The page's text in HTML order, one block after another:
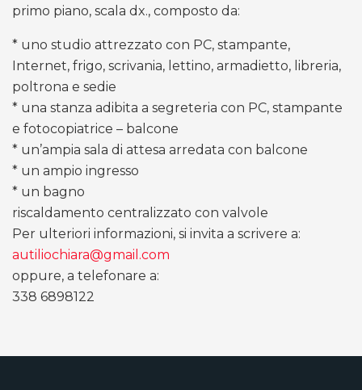
primo piano, scala dx., composto da:
* uno studio attrezzato con PC, stampante,
Internet, frigo, scrivania, lettino, armadietto, libreria,
poltrona e sedie
* una stanza adibita a segreteria con PC, stampante
e fotocopiatrice – balcone
* un’ampia sala di attesa arredata con balcone
* un ampio ingresso
* un bagno
riscaldamento centralizzato con valvole
Per ulteriori informazioni, si invita a scrivere a:
autiliochiara@gmail.com
oppure, a telefonare a:
338 6898122